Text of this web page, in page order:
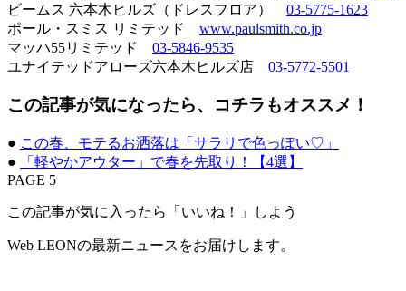
ビームス 六本木ヒルズ（ドレスフロア） 03-5775-1623
ポール・スミス リミテッド www.paulsmith.co.jp
マッハ55リミテッド 03-5846-9535
ユナイテッドアローズ六本木ヒルズ店 03-5772-5501
この記事が気になったら、コチラもオススメ！
● この春、モテるお洒落は「サラリで色っぽい♡」
●
「軽やかアウター」で春を先取り！【4選】
PAGE 5
この記事が気に入ったら「いいね！」しよう
Web LEONの最新ニュースをお届けします。